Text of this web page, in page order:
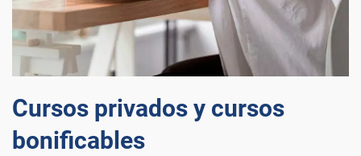
Cursos privados y cursos
bonificables